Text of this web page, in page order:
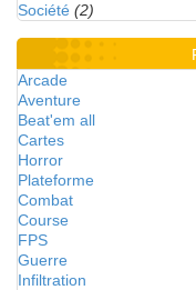
Société (2)
Arcade
Aventure
Beat'em all
Cartes
Horror
Plateforme
Combat
Course
FPS
Guerre
Infiltration